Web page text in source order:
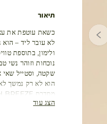
תיאור
לא עובר ליד –
ולימון, בתוספת
נוכחות וזוהר נשי
שקטה, וסטייל
הוא לא רק נמשך
מסדרת FRENCH BREEZE - כשטבע פוגש יוקרה
הצג עוד